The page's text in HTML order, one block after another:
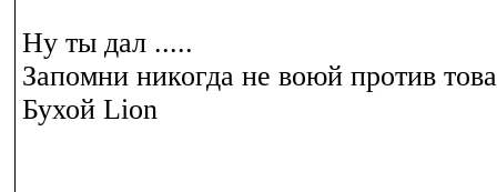
Ну ты дал .....
Запомни никогда не воюй против
Бухой Lion